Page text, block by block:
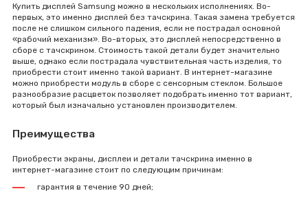
Купить дисплей Samsung можно в нескольких исполнениях. Во-
первых, это именно дисплей без тачскрина. Такая замена требуется
после не слишком сильного падения, если не пострадал основной
«рабочий механизм». Во-вторых, это дисплей непосредственно в
сборе с тачскрином. Стоимость такой детали будет значительно
выше, однако если пострадала чувствительная часть изделия, то
приобрести стоит именно такой вариант. В интернет-магазине
можно приобрести модуль в сборе с сенсорным стеклом. Большое
разнообразие расцветок позволяет подобрать именно тот вариант,
который был изначально установлен производителем.
Преимущества
Приобрести экраны, дисплеи и детали тачскрина именно в
интернет-магазине стоит по следующим причинам:
гарантия в течение 90 дней;